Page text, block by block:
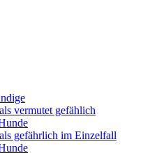
vermutet gefählich
gefährlich im Einzelfall